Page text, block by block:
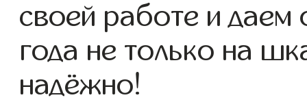
своей работе и
года не только на
надёжно!